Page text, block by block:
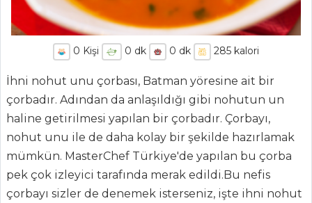
ANASAYFA
BLOG
Medya
0 Kişi 0 dk 0 dk 285 kalori
İhni nohut unu çorbası, Batman yöresine ait bir
çorbadır. Adından da anlaşıldığı gibi nohutun un
haline getirilmesi yapılan bir çorbadır. Çorbayı,
nohut unu ile de daha kolay bir şekilde hazırlamak
mümkün. MasterChef Türkiye'de yapılan bu çorba
pek çok izleyici tarafında merak edildi.Bu nefis
çorbayı sizler de denemek isterseniz, işte ihni nohut